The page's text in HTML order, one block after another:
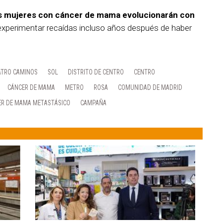
mujeres con cáncer de mama evolucionarán con
recaídas incluso años después de haber
CAMINOS SOL DISTRITO DE CENTRO
CENTRO
CÁNCER DE MAMA METRO ROSA
COMUNIDAD DE MADRID
DE MAMA METASTÁSICO CAMPAÑA